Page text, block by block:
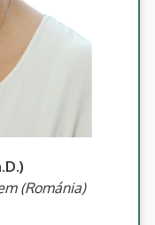
(Románia)